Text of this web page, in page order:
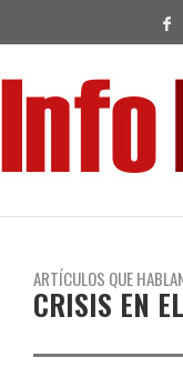
ARTÍCULOS QUE
CRISIS EN